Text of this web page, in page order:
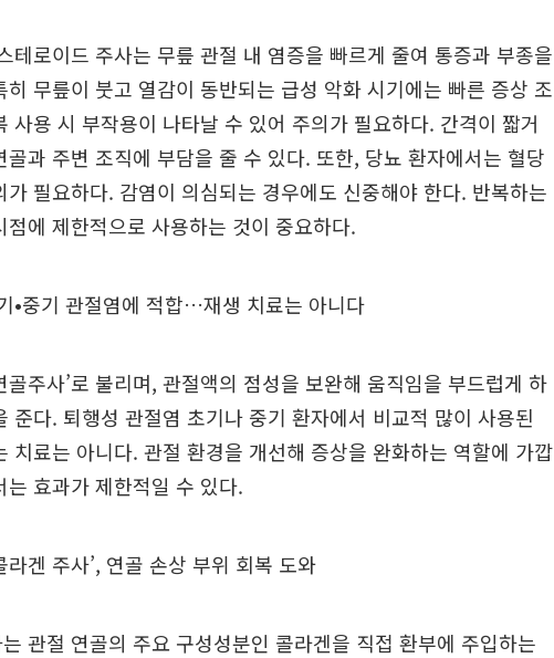
테로이드 주사는 무릎 관절 내 염증을 빠르게 줄여 통증과 부종을
무릎이 붓고 열감이 동반되는 급성 악화 시기에는 빠른 증상 조
사용 시 부작용이 나타날 수 있어 주의가 필요하다. 간격이 짧거
과 주변 조직에 부담을 줄 수 있다. 또한, 당뇨 환자에서는 혈당
필요하다. 감염이 의심되는 경우에도 신중해야 한다. 반복하는
에 제한적으로 사용하는 것이 중요하다.
•중기 관절염에 적합…재생 치료는 아니다
골주사’로 불리며, 관절액의 점성을 보완해 움직임을 부드럽게 하
준다. 퇴행성 관절염 초기나 중기 환자에서 비교적 많이 사용된
치료는 아니다. 관절 환경을 개선해 증상을 완화하는 역할에 가깝
효과가 제한적일 수 있다.
겐 주사’, 연골 손상 부위 회복 도와
관절 연골의 주요 구성성분인 콜라겐을 직접 환부에 주입하는